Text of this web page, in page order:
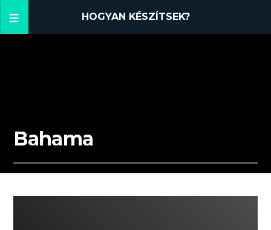
HOGYAN KÉSZÍTSEK?
Bahama